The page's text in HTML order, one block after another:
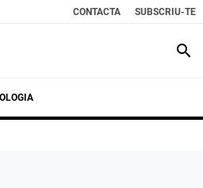
CONTACTA SUBSCRIU-TE
search